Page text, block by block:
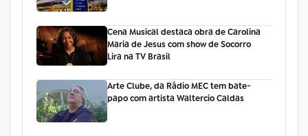
Cena Musical destaca obra de Carolina
Maria de Jesus com show de Socorro
Lira na TV Brasil
Arte Clube, da Rádio MEC tem bate-
papo com artista Waltercio Caldas